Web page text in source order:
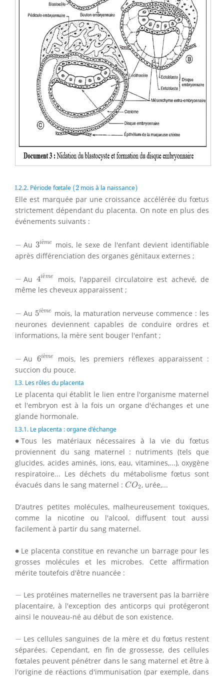
I.2.2. Période fœtale (2
(2 mois à la naissance)
)
Elle est marquée par une croissance accélérée du fœtus
strictement dépendant du placenta. On note en plus des
événements suivants :
− Au 3ième
3ièm
mois, le sexe de l'enfant devient identifiable
après différenciation des organes génitaux externes ;
−
− Au4ième
4ièm
mois, l'appareil circulatoire est achevé, de
même les cheveux apparaissent ;
−
− Au 5ième
5ièm
mois, la maturation nerveuse commence : les
neurones deviennent capables de conduire ordres et
informations, la mère sent bouger l'enfant ;
−
− Au 6ième
6ièm
mois, les premiers réflexes apparaissent :
succion du pouce.
I.3. Les rôles du placenta
Le placenta qui établit le lien entre l'organisme maternel
et l'embryon est à la fois un organe d'échanges et une
glande hormonale.
I.3.1. Le placenta : organe d'échange
∙
∙ Tous les matériaux nécessaires à la vie du fœtus
proviennent du sang maternel : nutriments (tels que
glucides, acides aminés, ions, eau, vitamines,...), oxygène
respiratoire... Les déchets du métabolisme fœtus sont
évacués dans le sang maternel : CO2
CO2 , urée,...
D'autres petites molécules, malheureusement toxiques,
comme la nicotine ou l'alcool, diffusent tout aussi
facilement à partir du sang maternel.
∙
∙ Le placenta constitue en revanche un barrage pour les
grosses molécules et les microbes. Cette affirmation
mérite toutefois d'être nuancée :
−
− Les protéines maternelles ne traversent pas la barrière
placentaire, à l'exception des anticorps qui protégeront
ainsi le nouveau-né au début de son existence.
−
− Les cellules sanguines de la mère et du fœtus restent
séparées. Cependant, en fin de grossesse, des cellules
fœtales peuvent pénétrer dans le sang maternel et être à
l'origine de réactions d'immunisation (par exemple, dans